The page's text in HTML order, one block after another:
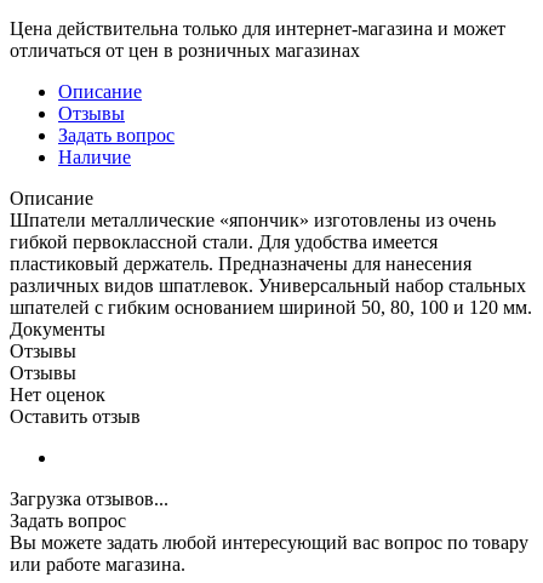
Цена действительна только для интернет-магазина и может
отличаться от цен в розничных магазинах
Описание
Отзывы
Задать вопрос
Наличие
Описание
Шпатели металлические «япончик» изготовлены из очень
гибкой первоклассной стали. Для удобства имеется
пластиковый держатель. Предназначены для нанесения
различных видов шпатлевок. Универсальный набор стальных
шпателей с гибким основанием шириной 50, 80, 100 и 120 мм.
Документы
Отзывы
Отзывы
Нет оценок
Оставить отзыв
Загрузка отзывов...
Задать вопрос
Вы можете задать любой интересующий вас вопрос по товару
или работе магазина.